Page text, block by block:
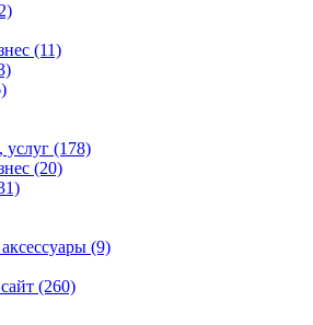
(11)
услуг (178)
(20)
(9)
(260)